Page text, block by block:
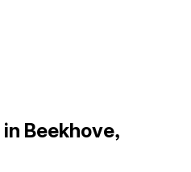
Beekhove,